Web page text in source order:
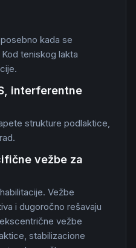
kada se
teniskog lakta
interferentne
strukture podlaktice,
vežbe za
Vežbe
i dugoročno rešavaju
vežbe
stabilizacione